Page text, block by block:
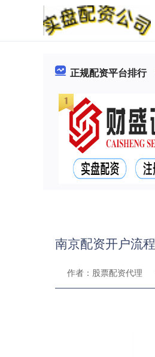
正规配资平台排行
南京配资开户流
作者：股票配资代理